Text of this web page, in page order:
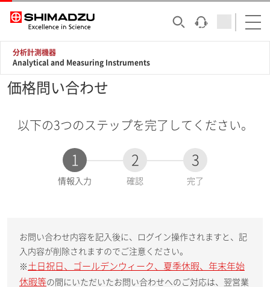
分析計測機器
Analytical and Measuring Instruments
価格問い合わせ
以下の3つのステップを完了してください。
1
現
情報入力
2
確認
3
完了
お問い合わせ内容を記入後に、ログイン操作されますと、記
入内容が削除されますのでご注意ください。
※ 土日祝日、ゴールデンウィーク、夏季休暇、年末年始
休暇等の間にいただいたお問い合わせへのご対応は、翌営業